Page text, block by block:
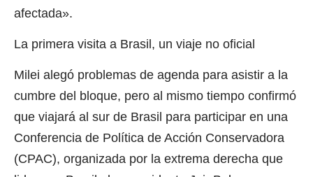
afectada».
La primera visita a Brasil, un viaje no oficial
Milei alegó problemas de agenda para asistir a la
cumbre del bloque, pero al mismo tiempo confirmó
que viajará al sur de Brasil para participar en una
Conferencia de Política de Acción Conservadora
(CPAC), organizada por la extrema derecha que